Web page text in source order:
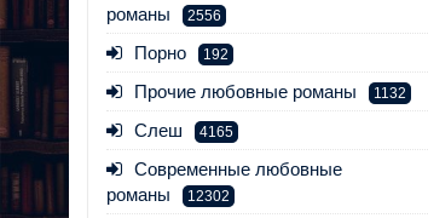
романы
2556
Порно 192
Прочие любовные романы 1132
Слеш 4165
Современные любовные
романы
12302